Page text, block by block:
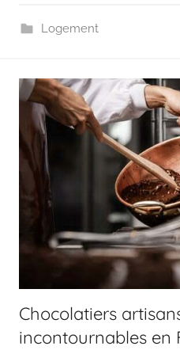
Logement
Chocolatiers
incontournables en